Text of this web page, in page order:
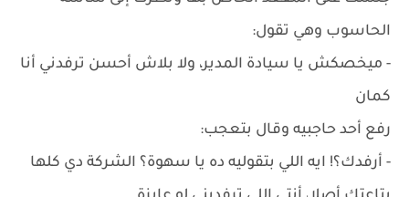
الحاسوب وهي تقول:
- ميخصكش يا سيادة المدير، ولا بلاش أحسن ترفدني أنا
كمان
رفع أحد حاجبيه وقال بتعجب:
- أرفدك؟! ايه اللي بتقوليه ده يا سهوة؟ الشركة دي كلها